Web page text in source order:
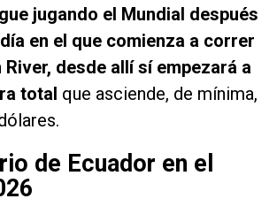
jugando el Mundial después
en el que comienza a correr
desde allí sí empezará a
total que asciende, de mínima,
de Ecuador en el